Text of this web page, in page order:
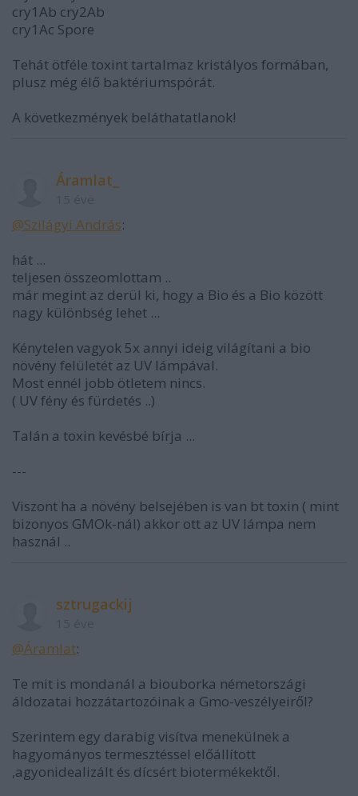
cry1Ab cry2Ab
cry1Ac Spore
Tehát ötféle toxint tartalmaz kristályos formában,
plusz még élő baktériumspórát.
A következmények beláthatatlanok!
Áramlat_
@Szilágyi András:
hát ...
teljesen összeomlottam ..
már megint az derül ki, hogy a Bio és a Bio között
nagy különbség lehet ...
Kénytelen vagyok 5x annyi ideig világítani a bio
növény felületét az UV lámpával.
Most ennél jobb ötletem nincs.
( UV fény és fürdetés ..)
Talán a toxin kevésbé bírja ...
---
Viszont ha a növény belsejében is van bt toxin ( mint
bizonyos GMOk-nál) akkor ott az UV lámpa nem
használ ..
sztrugackij
@Áramlat:
Te mit is mondanál a biouborka németországi
áldozatai hozzátartozóinak a Gmo-veszélyeiről?
Szerintem egy darabig visítva menekülnek a
hagyományos termesztéssel előállított
,agyonidealizált és dícsért biotermékektől.